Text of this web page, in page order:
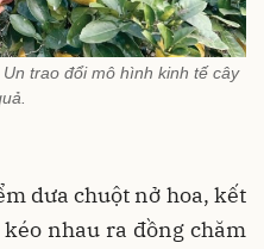
trao đổi mô hình kinh tế cây
dưa chuột nở hoa, kết
nhau ra đồng chăm